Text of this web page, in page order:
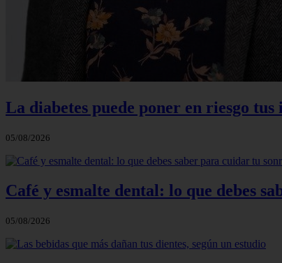
La diabetes puede poner en riesgo
05/08/2026
Café y esmalte dental: lo que debes
05/08/2026